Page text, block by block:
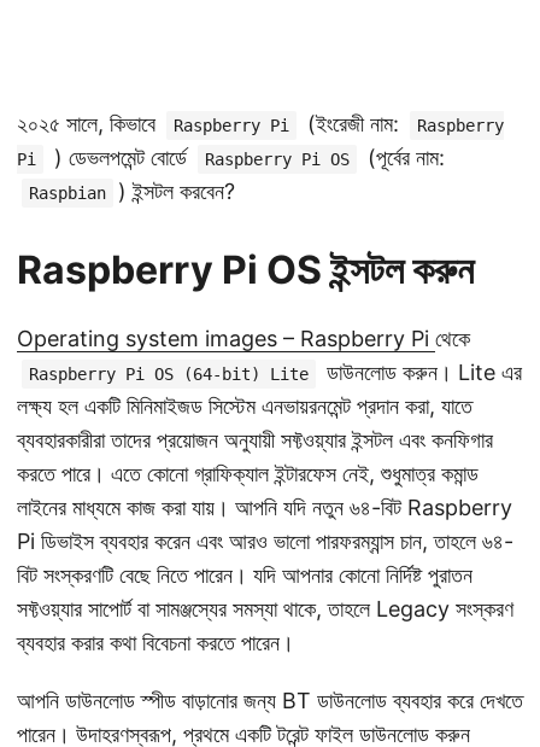
২০২৫ সালে, কিভাবে Raspberry Pi (ইংরেজী নাম:
Raspberry
Pi
) ডেভলপমেন্ট বোর্ডে Raspberry Pi OS (পূর্বের নাম:
Raspbian ) ইন্সটল করবেন?
Raspberry Pi OS ইন্সটল করুন
Operating system images – Raspberry Pi থেকে
Raspberry Pi OS (64-bit) Lite
ডাউনলোড করুন। Lite এর
লক্ষ্য হল একটি মিনিমাইজড সিস্টেম এনভায়রনমেন্ট প্রদান করা, যাতে
ব্যবহারকারীরা তাদের প্রয়োজন অনুযায়ী সফ্টওয়্যার ইন্সটল এবং কনফিগার
করতে পারে। এতে কোনো গ্রাফিক্যাল ইন্টারফেস নেই, শুধুমাত্র কমান্ড
লাইনের মাধ্যমে কাজ করা যায়। আপনি যদি নতুন ৬৪-বিট Raspberry
Pi ডিভাইস ব্যবহার করেন এবং আরও ভালো পারফরম্যান্স চান, তাহলে ৬৪-
বিট সংস্করণটি বেছে নিতে পারেন। যদি আপনার কোনো নির্দিষ্ট পুরাতন
সফ্টওয়্যার সাপোর্ট বা সামঞ্জস্যের সমস্যা থাকে, তাহলে Legacy সংস্করণ
ব্যবহার করার কথা বিবেচনা করতে পারেন।
আপনি ডাউনলোড স্পীড বাড়ানোর জন্য BT ডাউনলোড ব্যবহার করে দেখতে
পারেন। উদাহরণস্বরূপ, প্রথমে একটি টরেন্ট ফাইল ডাউনলোড করুন